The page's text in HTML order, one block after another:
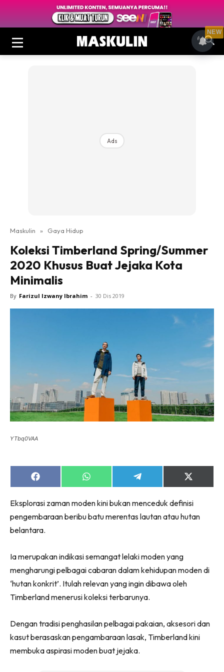
Ads
Maskulin » Gaya Hidup
Koleksi Timberland Spring/Summer
2020 Khusus Buat Jejaka Kota
Minimalis
By Farizul Izwany Ibrahim - 30 Dis 2019
YTbq0VAA
Share
on
Share
on
Share
on
Share
on
(Twitter)
Eksplorasi zaman moden kini bukan menceduk definisi
pengembaraan beribu batu merentas lautan atau hutan
belantara.
Ia merupakan indikasi semangat lelaki moden yang
mengharungi pelbagai cabaran dalam kehidupan moden di
‘hutan konkrit’. Itulah relevan yang ingin dibawa oleh
Timberland menerusi koleksi terbarunya.
Dengan tradisi penghasilan pelbagai pakaian, aksesori dan
kasut berasaskan pengambaraan lasak, Timberland kini
membuka aspirasi moden buat jejaka.
NEW